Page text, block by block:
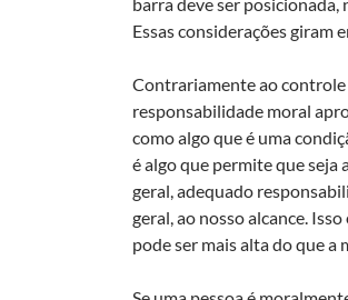
Essas considerações giram
Contrariamente ao controle
responsabilidade moral
como algo que é uma
é algo que permite que seja
geral, adequado
geral, ao nosso alcance.
pode ser mais alta do que a